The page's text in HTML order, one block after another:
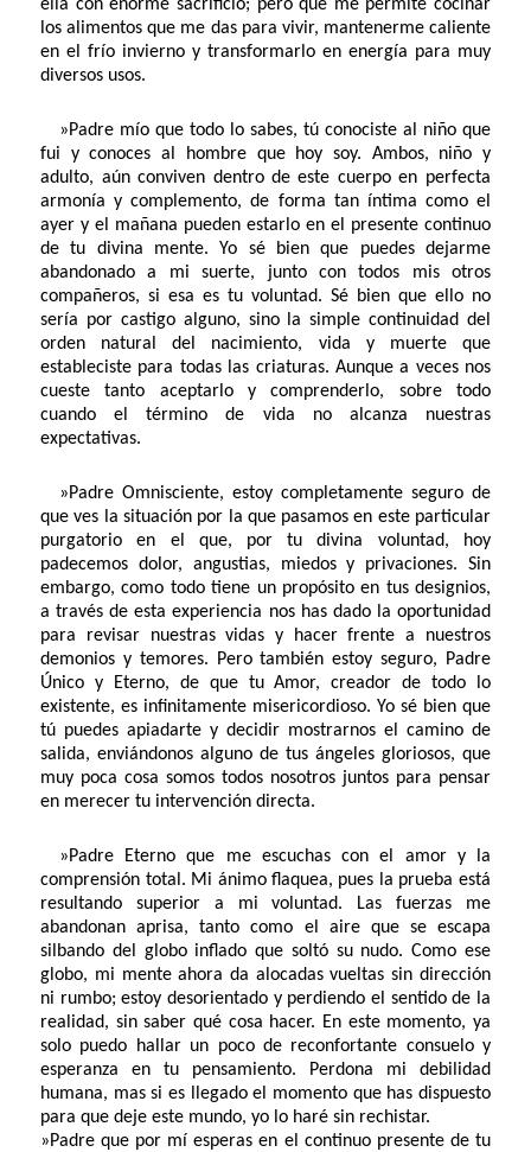
ella con enorme sacrificio; pero que me permite cocinar
los alimentos que me das para vivir, mantenerme caliente
en el frío invierno y transformarlo en energía para muy
diversos usos.
»Padre mío que todo lo sabes, tú conociste al niño que
fui y conoces al hombre que hoy soy. Ambos, niño y
adulto, aún conviven dentro de este cuerpo en perfecta
armonía y complemento, de forma tan íntima como el
ayer y el mañana pueden estarlo en el presente continuo
de tu divina mente. Yo sé bien que puedes dejarme
abandonado a mi suerte, junto con todos mis otros
compañeros, si esa es tu voluntad. Sé bien que ello no
sería por castigo alguno, sino la simple continuidad del
orden natural del nacimiento, vida y muerte que
estableciste para todas las criaturas. Aunque a veces nos
cueste tanto aceptarlo y comprenderlo, sobre todo
cuando el término de vida no alcanza nuestras
expectativas.
»Padre Omnisciente, estoy completamente seguro de
que ves la situación por la que pasamos en este particular
purgatorio en el que, por tu divina voluntad, hoy
padecemos dolor, angustias, miedos y privaciones. Sin
embargo, como todo tiene un propósito en tus designios,
a través de esta experiencia nos has dado la oportunidad
para revisar nuestras vidas y hacer frente a nuestros
demonios y temores. Pero también estoy seguro, Padre
Único y Eterno, de que tu Amor, creador de todo lo
existente, es infinitamente misericordioso. Yo sé bien que
tú puedes apiadarte y decidir mostrarnos el camino de
salida, enviándonos alguno de tus ángeles gloriosos, que
muy poca cosa somos todos nosotros juntos para pensar
en merecer tu intervención directa.
»Padre Eterno que me escuchas con el amor y la
comprensión total. Mi ánimo flaquea, pues la prueba está
resultando superior a mi voluntad. Las fuerzas me
abandonan aprisa, tanto como el aire que se escapa
silbando del globo inflado que soltó su nudo. Como ese
globo, mi mente ahora da alocadas vueltas sin dirección
ni rumbo; estoy desorientado y perdiendo el sentido de la
realidad, sin saber qué cosa hacer. En este momento, ya
solo puedo hallar un poco de reconfortante consuelo y
esperanza en tu pensamiento. Perdona mi debilidad
humana, mas si es llegado el momento que has dispuesto
para que deje este mundo, yo lo haré sin rechistar.
»Padre que por mí esperas en el continuo presente de tu